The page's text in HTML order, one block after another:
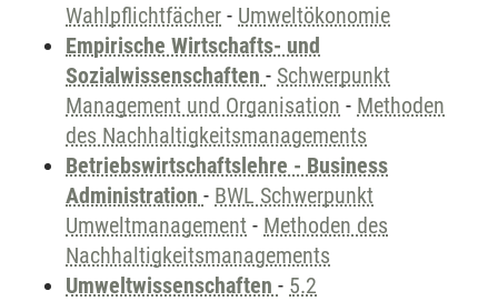
Wahlpflichtfächer - Umweltökonomie
Empirische Wirtschafts- und
Sozialwissenschaften - Schwerpunkt
Management und Organisation - Methoden
des Nachhaltigkeitsmanagements
Betriebswirtschaftslehre - Business
Administration - BWL Schwerpunkt
Umweltmanagement - Methoden des
Nachhaltigkeitsmanagements
Umweltwissenschaften - 5.2